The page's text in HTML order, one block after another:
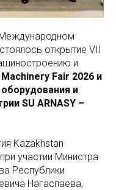
открытие VII
и
Fair 2026 и
и
SU ARNASY –
Kazakhstan
участии Министра
Республики
Нагаспаева,